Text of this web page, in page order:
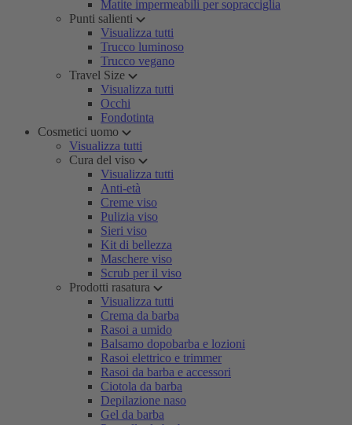
Matite impermeabili per sopracciglia
Punti salienti
Visualizza tutti
Trucco luminoso
Trucco vegano
Travel Size
Visualizza tutti
Occhi
Fondotinta
Cosmetici uomo
Visualizza tutti
Cura del viso
Visualizza tutti
Anti-età
Creme viso
Pulizia viso
Sieri viso
Kit di bellezza
Maschere viso
Scrub per il viso
Prodotti rasatura
Visualizza tutti
Crema da barba
Rasoi a umido
Balsamo dopobarba e lozioni
Rasoi elettrico e trimmer
Rasoi da barba e accessori
Ciotola da barba
Depilazione naso
Gel da barba